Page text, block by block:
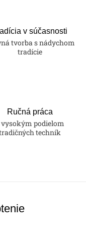
v súčasnosti
tvorba s nádychom
tradície
Ručná práca
vysokým podielom
techník